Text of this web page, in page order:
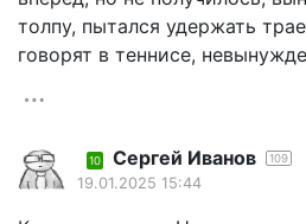
толпу, пытался удержать
говорят в теннисе,
10 Сергей Иванов 109
19.01.2025 15:44